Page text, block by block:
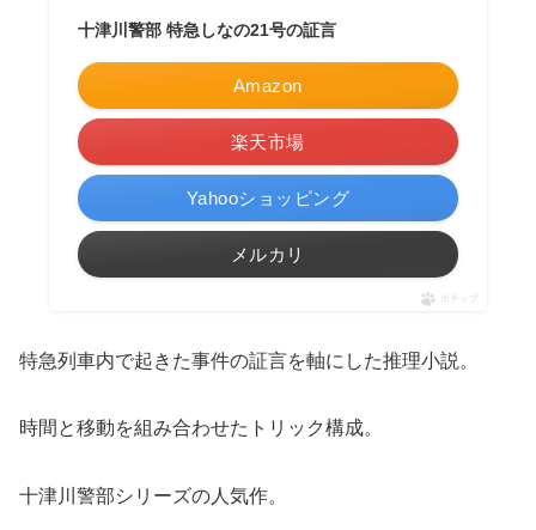
十津川警部 特急しなの21号の証言
Amazon
楽天市場
Yahooショッピング
メルカリ
ポチップ
特急列車内で起きた事件の証言を軸にした推理小説。
時間と移動を組み合わせたトリック構成。
十津川警部シリーズの人気作。